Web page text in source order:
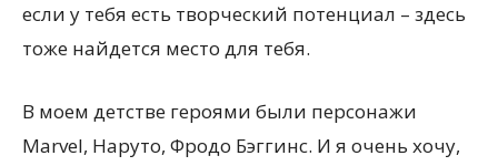
если у тебя есть творческий потенциал – здесь
тоже найдется место для тебя.
В моем детстве героями были персонажи
Marvel, Наруто, Фродо Бэггинс. И я очень хочу,